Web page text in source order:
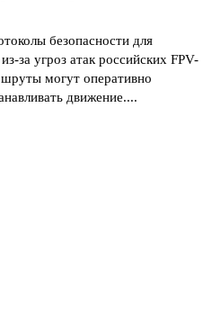
безопасности для
за угроз атак российских FPV-
могут оперативно
движение....